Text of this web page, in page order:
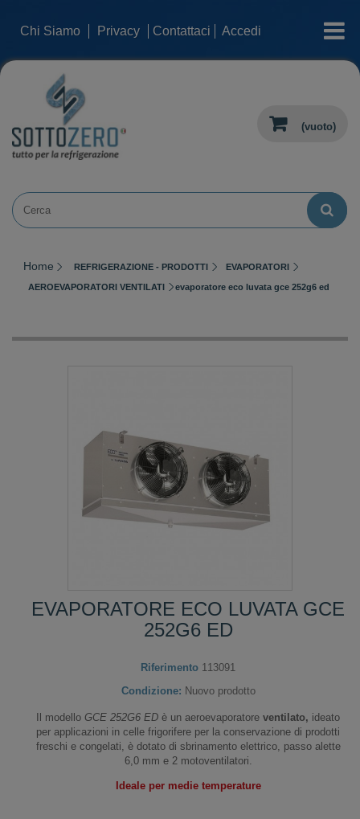
Chi Siamo Privacy Contattaci Accedi categorie
(vuoto)
Home REFRIGERAZIONE - PRODOTTI EVAPORATORI
AEROEVAPORATORI VENTILATI evaporatore eco luvata gce 252g6 ed
EVAPORATORE ECO LUVATA GCE
252G6 ED
Riferimento 113091
Condizione: Nuovo prodotto
Il modello GCE 252G6 ED è un aeroevaporatore ventilato, ideato
per applicazioni in celle frigorifere per la conservazione di prodotti
freschi e congelati, è dotato di sbrinamento elettrico, passo alette
6,0 mm e 2 motoventilatori.
Ideale per medie temperature